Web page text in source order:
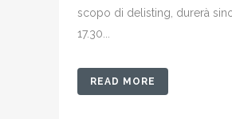
scopo di delisting, durerà
17.30...
READ MORE